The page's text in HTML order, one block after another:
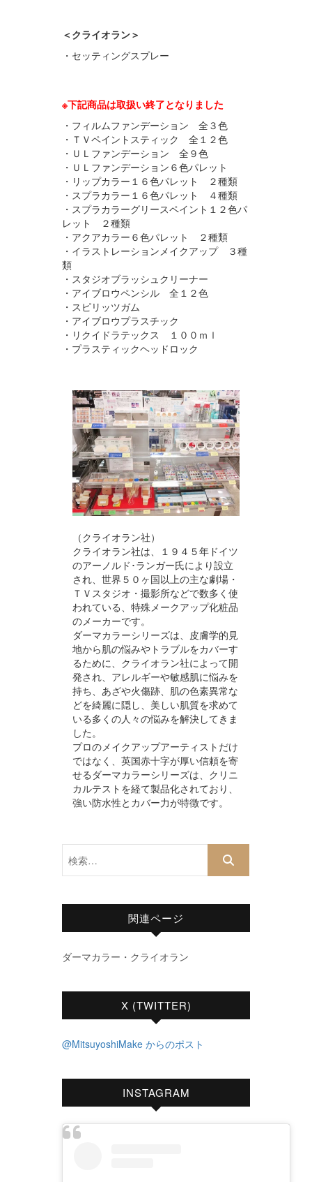
＜クライオラン＞
・セッティングスプレー
※下記商品は取扱い終了となりました
・フィルムファンデーション 全３色
・ＴＶペイントスティック 全１２色
・ＵＬファンデーション 全９色
・ＵＬファンデーション６色パレット
・リップカラー１６色パレット ２種類
・スプラカラー１６色パレット ４種類
・スプラカラーグリースペイント１２色パ
レット ２種類
・アクアカラー６色パレット ２種類
・イラストレーションメイクアップ ３種
類
・スタジオブラッシュクリーナー
・アイブロウペンシル 全１２色
・スピリッツガム
・アイブロウプラスチック
・リクイドラテックス １００ｍｌ
・プラスティックヘッドロック
（クライオラン社）
クライオラン社は、１９４５年ドイツ
のアーノルド･ランガー氏により設立
され、世界５０ヶ国以上の主な劇場・
ＴＶスタジオ・撮影所などで数多く使
われている、特殊メークアップ化粧品
のメーカーです。
ダーマカラーシリーズは、皮膚学的見
地から肌の悩みやトラブルをカバーす
るために、クライオラン社によって開
発され、アレルギーや敏感肌に悩みを
持ち、あざや火傷跡、肌の色素異常な
どを綺麗に隠し、美しい肌質を求めて
いる多くの人々の悩みを解決してきま
した。
プロのメイクアップアーティストだけ
ではなく、英国赤十字が厚い信頼を寄
せるダーマカラーシリーズは、クリニ
カルテストを経て製品化されており、
強い防水性とカバー力が特徴です。
索…
関連ページ
ダーマカラー・クライオラン
X (TWITTER)
@MitsuyoshiMake からのポスト
INSTAGRAM